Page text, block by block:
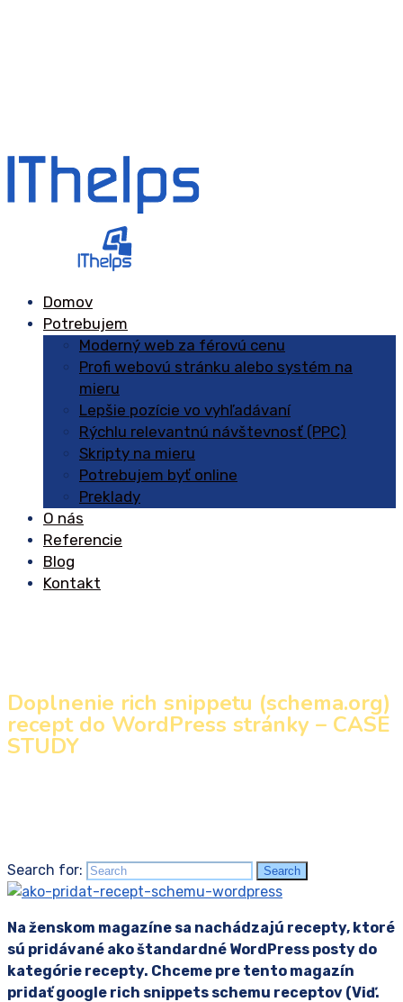
Domov
Potrebujem
Moderný web za férovú cenu
Profi webovú stránku alebo systém na
mieru
Lepšie pozície vo vyhľadávaní
Rýchlu relevantnú návštevnosť (PPC)
Skripty na mieru
Potrebujem byť online
Preklady
O nás
Referencie
Blog
Kontakt
Doplnenie rich snippetu (schema.org)
recept do WordPress stránky – CASE
STUDY
Search for: Search
Na ženskom magazíne sa nachádzajú recepty, ktoré
sú pridávané ako štandardné WordPress posty do
kategórie recepty. Chceme pre tento magazín
pridať google rich snippets schemu receptov (Viď.